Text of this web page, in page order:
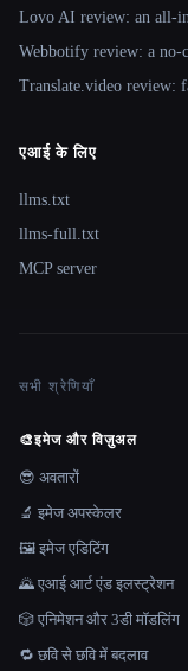
Lovo AI review: an all-
Webbotify review: a no-
Translate.video review:
एआई के लिए
llms.txt
llms-full.txt
MCP server
सभी श्रेणियाँ
🎨इमेज और विज़ुअल
😎 अवतारों
🔬 इमेज अपस्केलर
🖼️ इमेज एडिटिंग
🌄 एआई आर्ट एंड इलस्ट्रेशन
🎲 एनिमेशन और 3डी मॉडलिंग
🔁 छवि से छवि में बदलाव